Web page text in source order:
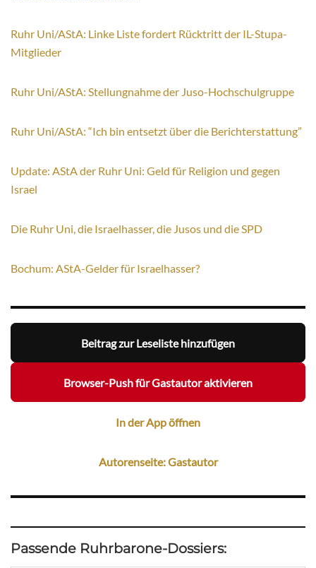
Ruhr Uni/AStA: Linke Liste fordert Rücktritt der IL-Stupa-
Mitglieder
Ruhr Uni/AStA: Stellungnahme der Juso-Hochschulgruppe
Ruhr Uni/AStA: “Ich bin entsetzt über die Berichterstattung”
Update: AStA der Ruhr Uni: Geld für Religion und gegen
Israel
Die Ruhr Uni, die Israelhasser, die Jusos und die SPD
Bochum: AStA-Gelder für Israelhasser?
Beitrag zur Leseliste hinzufügen
Browser-Push für Gastautor aktivieren
In der App öffnen
Autorenseite: Gastautor
Passende Ruhrbarone-Dossiers: